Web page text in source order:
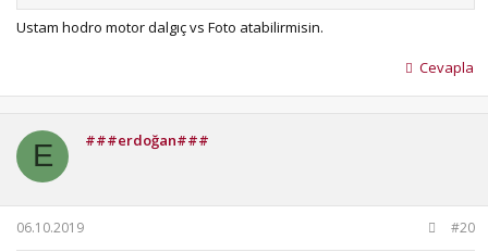
Ustam hodro motor dalgıç vs Foto atabilirmisin.
Cevapla
E ###erdoğan###
06.10.2019 #20